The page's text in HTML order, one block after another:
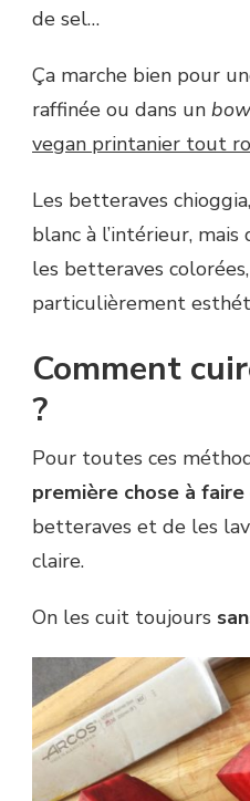
de sel…
Ça marche bien pour
raffinée ou dans un
vegan printanier tout
Les betteraves
blanc à l’intérieur,
les betteraves
particulièrement
Comment
?
Pour toutes ces
première chose à faire
betteraves et de les
claire.
On les cuit toujours